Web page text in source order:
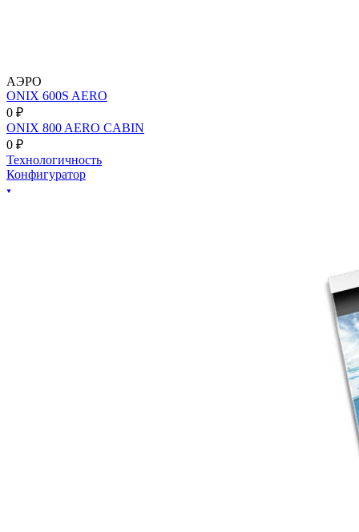
АЭРО
ONIX 600S AERO
0 ₽
ONIX 800 AERO CABIN
0 ₽
Технологичность
Конфигуратор